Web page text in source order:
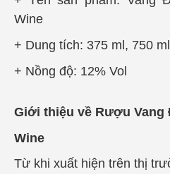
Wine
+ Dung tích: 375 ml, 750
+ Nồng độ: 12% Vol
Giới thiệu về Rượu Vang
Wine
Từ khi xuất hiện trên thị